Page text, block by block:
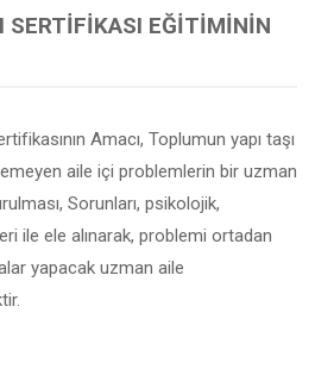
SERTIFIKASI EĞITIMININ
Amacı, Toplumun yapı taşı
aile içi problemlerin bir uzman
Sorunları, psikolojik,
ile ele alınarak, problemi ortadan
yapacak uzman aile